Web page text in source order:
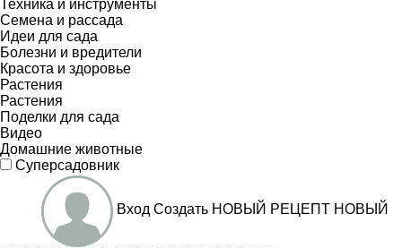
Техника и инструменты
Семена и рассада
Идеи для сада
Болезни и вредители
Красота и здоровье
Растения
Растения
Поделки для сада
Видео
Домашние животные
Суперсадовник
Вход Создать НОВЫЙ РЕЦЕПТ НОВЫЙ